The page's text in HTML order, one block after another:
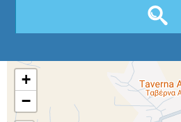
+
−